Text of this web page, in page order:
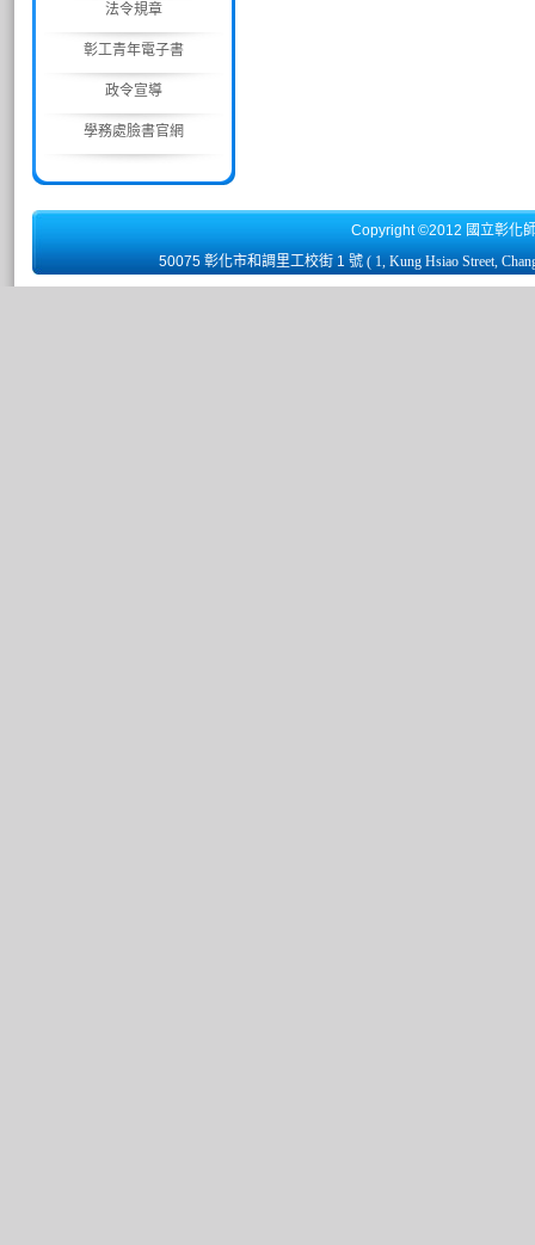
法令規章
彰工青年電子書
政令宣導
學務處臉書官網
Copyright ©2012 國立彰化
50075 彰化市和調里工校街 1 號 ( 1, Kung Hsiao Street,